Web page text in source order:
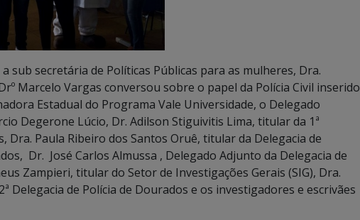
sub secretária de Políticas Públicas para as mulheres, Dra.
Marcelo Vargas conversou sobre o papel da Polícia Civil inserido
Estadual do Programa Vale Universidade, o Delegado
Degerone Lúcio, Dr. Adilson Stiguivitis Lima, titular da 1ª
Dra. Paula Ribeiro dos Santos Oruê, titular da Delegacia de
Dr. José Carlos Almussa , Delegado Adjunto da Delegacia de
Zampieri, titular do Setor de Investigações Gerais (SIG), Dra.
Delegacia de Polícia de Dourados e os investigadores e escrivães